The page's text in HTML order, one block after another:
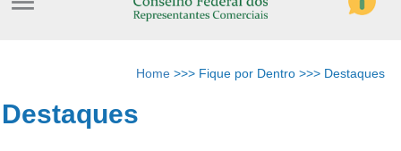
Home >>> Fique por Dentro >>> Destaques
Destaques